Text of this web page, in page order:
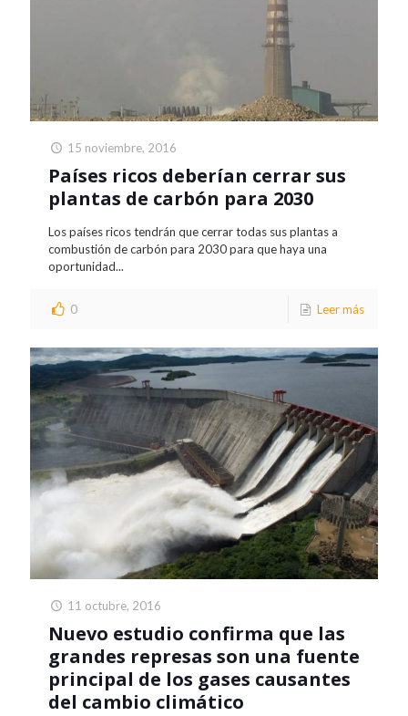
15 noviembre, 2016
Países ricos deberían cerrar sus
plantas de carbón para 2030
Los países ricos tendrán que cerrar todas sus plantas a
combustión de carbón para 2030 para que haya una
oportunidad...
0 Leer más
11 octubre, 2016
Nuevo estudio confirma que las
grandes represas son una fuente
principal de los gases causantes
del cambio climático